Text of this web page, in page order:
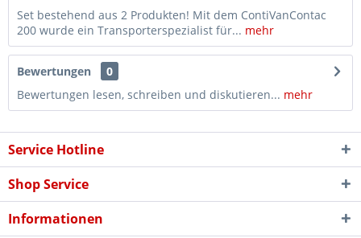
Set bestehend aus 2 Produkten! Mit dem ContiVanContac
200 wurde ein Transporterspezialist für... mehr
Bewertungen
0
Bewertungen lesen, schreiben und diskutieren... mehr
Service Hotline
Shop Service
Informationen